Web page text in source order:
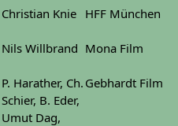
Christian Knie HFF München
Nils Willbrand Mona Film
P. Harather, Ch.
Schier, B. Eder,
Umut Dag,
Gebhardt Film